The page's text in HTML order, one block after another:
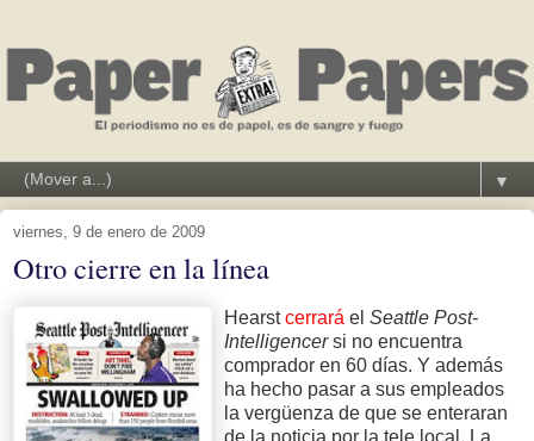
▼
viernes, 9 de enero de 2009
Otro cierre en la línea
Hearstcerrará el Seattle Post-
Intelligencersi no encuentra
comprador en 60 días. Y además
ha hecho pasar a sus empleados
la vergüenza de que se enteraran
de la noticia por la tele local. La